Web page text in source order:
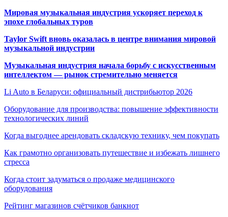
Мировая музыкальная индустрия ускоряет переход к
эпохе глобальных туров
Taylor Swift вновь оказалась в центре внимания мировой
музыкальной индустрии
Музыкальная индустрия начала борьбу с искусственным
интеллектом — рынок стремительно меняется
Li Auto в Беларуси: официальный дистрибьютор 2026
Оборудование для производства: повышение эффективности
технологических линий
Когда выгоднее арендовать складскую технику, чем покупать
Как грамотно организовать путешествие и избежать лишнего
стресса
Когда стоит задуматься о продаже медицинского
оборудования
Рейтинг магазинов счётчиков банкнот